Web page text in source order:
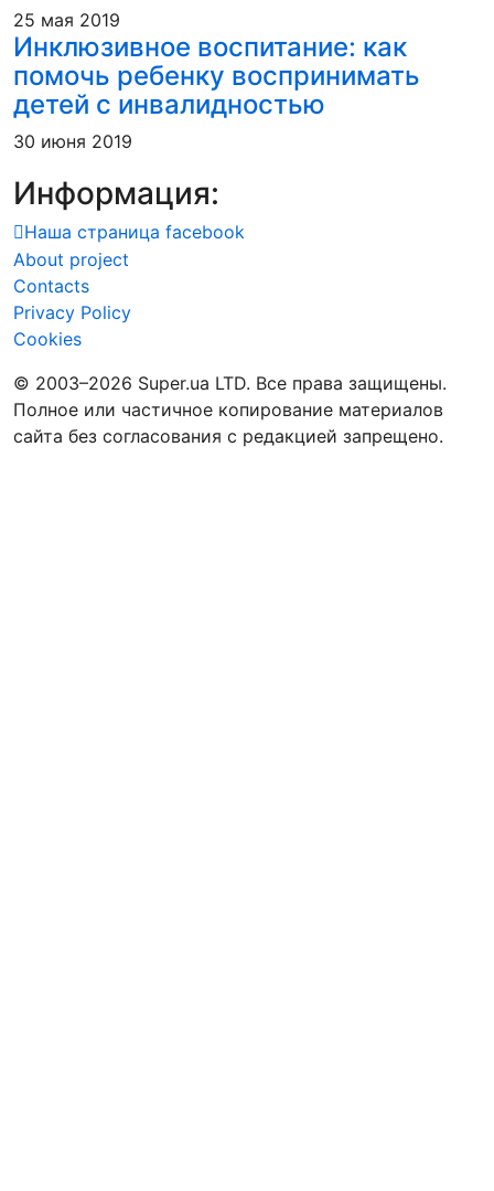
25 мая 2019
Инклюзивное воспитание: как
помочь ребенку воспринимать
детей с инвалидностью
30 июня 2019
Информация:
Наша страница facebook
About project
Contacts
Privacy Policy
Cookies
© 2003–2026 Super.ua LTD. Все права защищены.
Полное или частичное копирование материалов
сайта без согласования с редакцией запрещено.